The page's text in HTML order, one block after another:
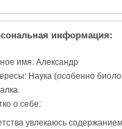
информация:
имя: Александр
Наука (особенно
о себе:
увлекаюсь